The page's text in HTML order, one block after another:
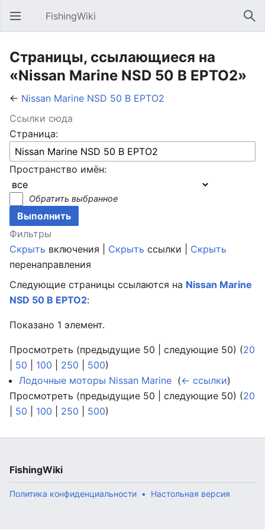
Открыть главное меню FishingWiki
Страницы, ссылающиеся на
«Nissan Marine NSD 50 B EPTO2»
← Nissan Marine NSD 50 B EPTO2
Ссылки сюда
Страница:
Пространство имён:
Обратить выбранное
Фильтры
Скрыть включения | Скрыть ссылки | Скрыть
перенаправления
Следующие страницы ссылаются на Nissan Marine
NSD 50 B EPTO2:
Показано 1 элемент.
Просмотреть (предыдущие 50 | следующие 50) (20
50 100 250 500)
Лодочные моторы Nissan Marine (← ссылки)
Просмотреть (предыдущие 50 | следующие 50) (20
50 100 250 500)
FishingWiki
Политика конфиденциальности Настольная версия